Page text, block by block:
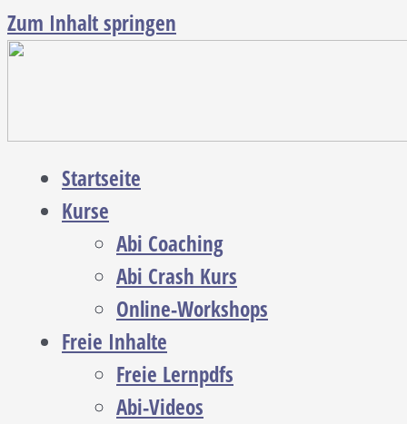
Zum Inhalt springen
Startseite
Kurse
Abi Coaching
Abi Crash Kurs
Online-Workshops
Freie Inhalte
Freie Lernpdfs
Abi-Videos